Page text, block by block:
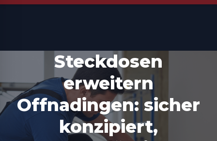
Steckdosen
erweitern
Offnadingen: sicher
konzipiert,